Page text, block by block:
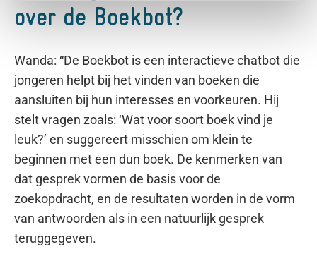
over de Boekbot?
Wanda: “De Boekbot is een interactieve chatbot die
jongeren helpt bij het vinden van boeken die
aansluiten bij hun interesses en voorkeuren. Hij
stelt vragen zoals: ‘Wat voor soort boek vind je
leuk?’ en suggereert misschien om klein te
beginnen met een dun boek. De kenmerken van
dat gesprek vormen de basis voor de
zoekopdracht, en de resultaten worden in de vorm
van antwoorden als in een natuurlijk gesprek
teruggegeven.